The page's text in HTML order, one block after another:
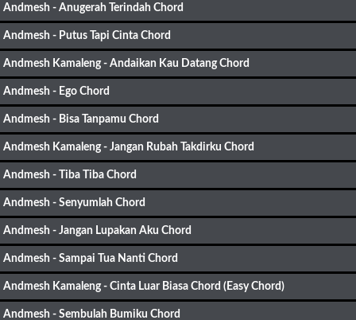
Andmesh - Anugerah Terindah Chord
Andmesh - Putus Tapi Cinta Chord
Andmesh Kamaleng - Andaikan Kau Datang Chord
Andmesh - Ego Chord
Andmesh - Bisa Tanpamu Chord
Andmesh Kamaleng - Jangan Rubah Takdirku Chord
Andmesh - Tiba Tiba Chord
Andmesh - Senyumlah Chord
Andmesh - Jangan Lupakan Aku Chord
Andmesh - Sampai Tua Nanti Chord
Andmesh Kamaleng - Cinta Luar Biasa Chord (Easy Chord)
Andmesh - Sembulah Bumiku Chord